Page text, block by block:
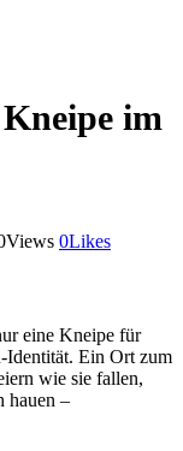
im
Views 0Likes
eine Kneipe für
Identität. Ein Ort zum
wie sie fallen,
hauen –